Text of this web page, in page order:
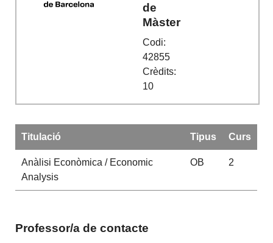
de
Màster
Codi:
42855
Crèdits:
10
Titulació Tipus Curs
Anàlisi Econòmica / Economic
Analysis
OB 2
Professor/a de contacte